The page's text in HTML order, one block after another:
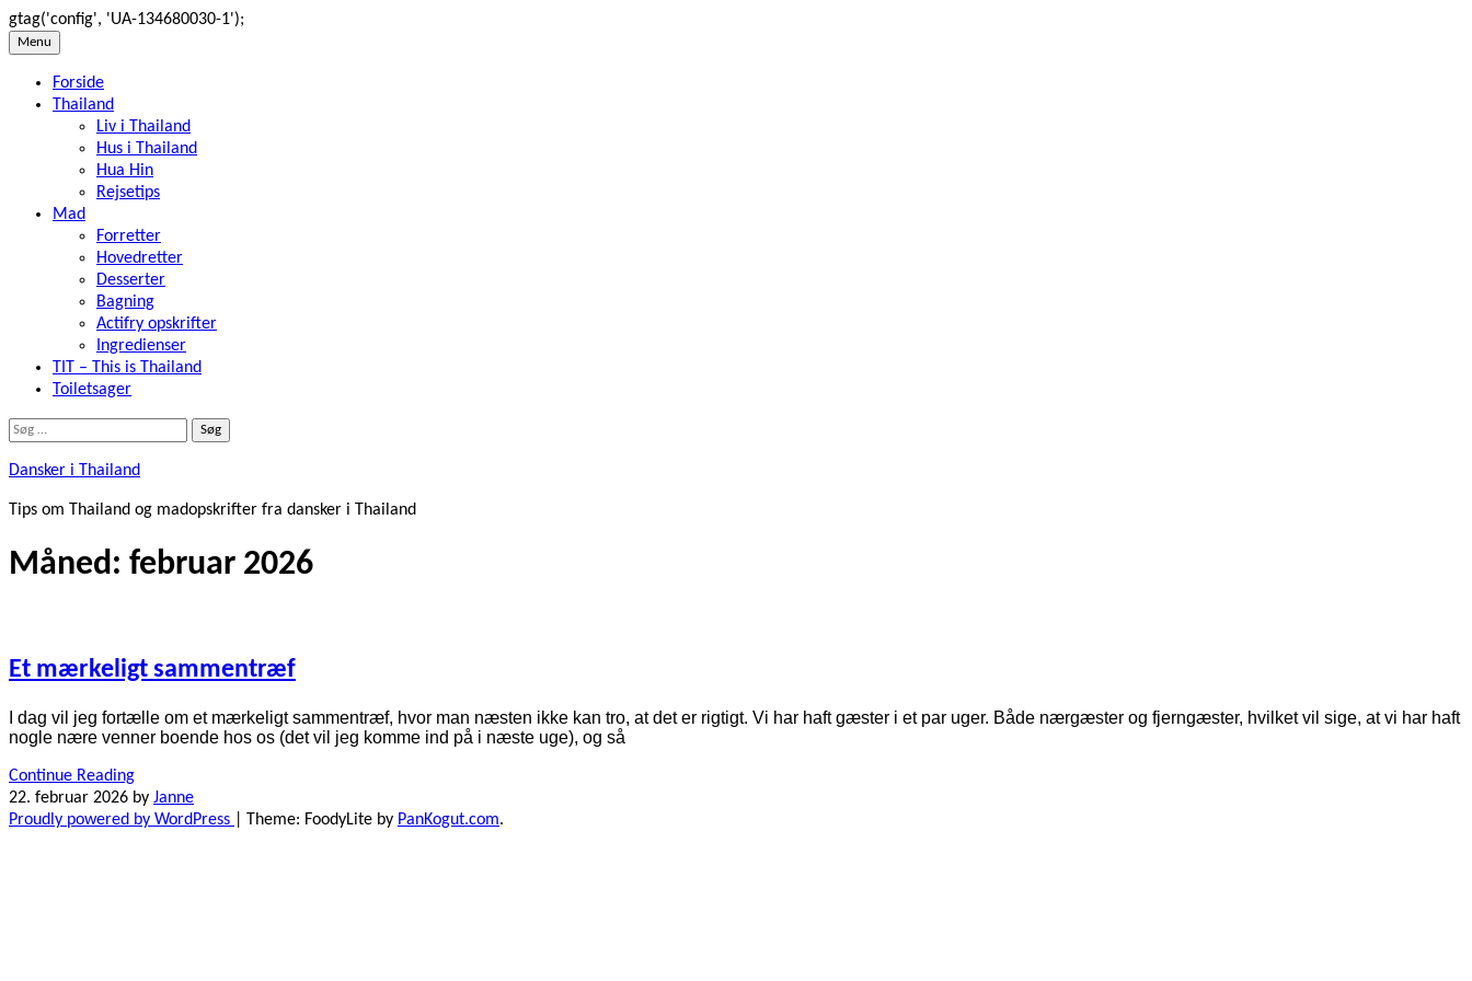
gtag('config', 'UA-134680030-1');
Skip
content
Menu
Forside
Thailand
Liv i Thailand
Hus i Thailand
Hua Hin
Rejsetips
Mad
Forretter
Hovedretter
Desserter
Bagning
Actifry opskrifter
Ingredienser
TIT – This is Thailand
Toiletsager
Søg
Dansker i Thailand
Tips om Thailand og madopskrifter fra dansker i Thailand
Måned: februar 2026
Et mærkeligt sammentræf
I dag vil jeg fortælle om et mærkeligt sammentræf, hvor man næsten ikke kan tro, at det er rigtigt. Vi har haft gæster i et par uger. Både nærgæster og fjerngæster, hvilket vil sige, at vi har haft
nogle nære venner boende hos os (det vil jeg komme ind på i næste uge), og så
Continue Reading
22. februar 2026 by Janne
Proudly powered by WordPress
Theme: FoodyLite by PanKogut.com.